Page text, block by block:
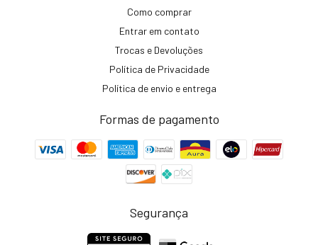
Como comprar
Entrar em contato
Trocas e Devoluções
Política de Privacidade
Política de envio e entrega
Formas de pagamento
Segurança